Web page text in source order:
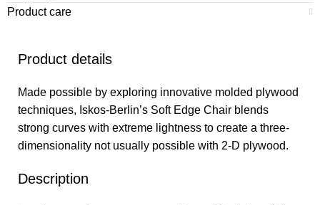
Product care
Product details
Made possible by exploring innovative molded plywood
techniques, Iskos-Berlin’s Soft Edge Chair blends
strong curves with extreme lightness to create a three-
dimensionality not usually possible with 2-D plywood.
Description